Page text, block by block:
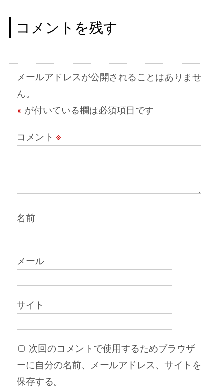
ゲ
ー
ョ
ン
コメントを残す
メールアドレスが公開されることはありませ
ん。
※が付いている欄は必須項目です
コメント ※
名前
メール
サイト
次回のコメントで使用するためブラウザ
ーに自分の名前、メールアドレス、サイトを
保存する。